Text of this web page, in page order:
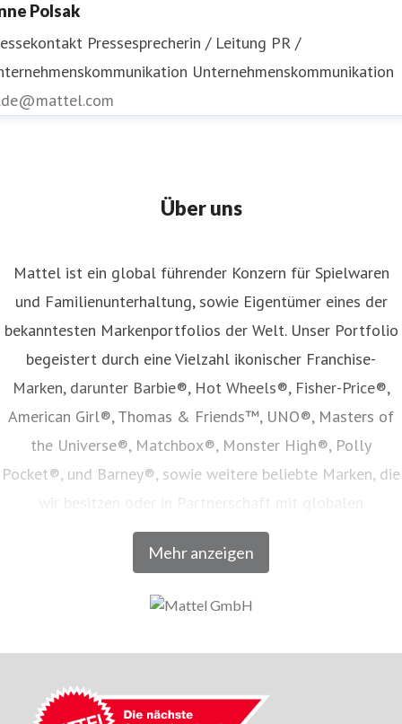
Polsak
Pressesprecherin / Leitung PR /
Unternehmenskommunikation
Über uns
Mehr anzeigen
Mattel ist ein global führender Konzern für Spielwaren
und Familienunterhaltung, sowie Eigentümer eines der
bekanntesten Markenportfolios der Welt. Unser Portfolio
begeistert durch eine Vielzahl ikonischer Franchise-
Marken, darunter Barbie®, Hot Wheels®, Fisher-Price®,
American Girl®, Thomas & Friends™, UNO®, Masters of
the Universe®, Matchbox®, Monster High®, Polly
Pocket®, und Barney®, sowie weitere beliebte Marken, die
wir besitzen oder in Partnerschaft mit globalen
Unterhaltungsunternehmen lizenzieren. Unser Angebot
umfasst Spielwaren, Film- und Fernsehinhalte,
in Zusammenarbeit mit den weltweit führenden
Mattel Generationen dazu, den Zauber der Kindheit zu